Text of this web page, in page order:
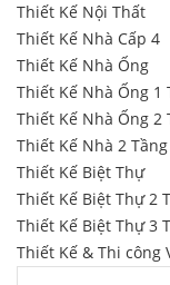
Thiết Kế Nội Thất
Thiết Kế Nhà Cấp 4
Thiết Kế Nhà Ống
Thiết Kế Nhà Ống 1
Thiết Kế Nhà Ống 2
Thiết Kế Nhà 2 Tầng
Thiết Kế Biệt Thự
Thiết Kế Biệt Thự 2
Thiết Kế Biệt Thự 3
Thiết Kế & Thi công